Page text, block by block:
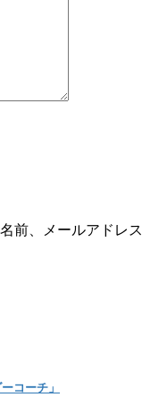
前、メールアドレ
コーチ」